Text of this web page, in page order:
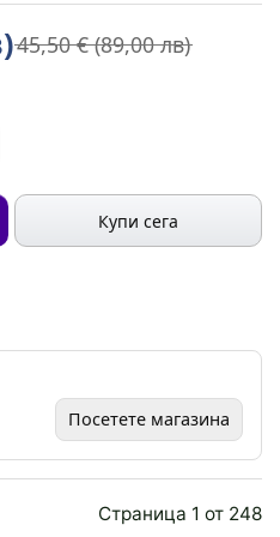
пространство за
с антикорозионно покритие
адаптация според нуждите
без инструменти
стабилност при
съхранение и транспорт
с иновативна
45,50 € (89,00 лв)
Купи сега
Посетете магазина
Страница 1 от 248